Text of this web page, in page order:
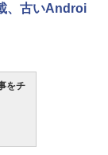
、古いAndroi
をチ